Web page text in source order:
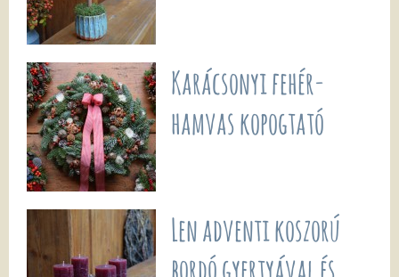
Karácsonyi fehér-
hamvas kopogtató
Len adventi koszorú